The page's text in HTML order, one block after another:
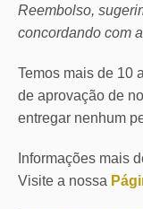
Reembolso,
concordando com
Temos mais de 10
de aprovação de
entregar nenhum
Informações mais
Visite a nossa